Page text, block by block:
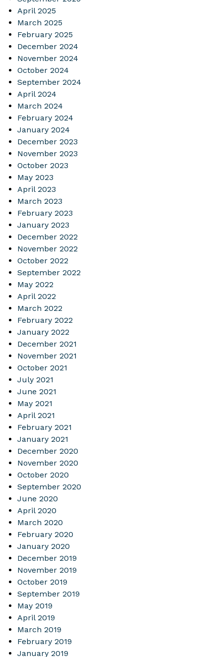
April 2025
March 2025
February 2025
December 2024
November 2024
October 2024
September 2024
April 2024
March 2024
February 2024
January 2024
December 2023
November 2023
October 2023
May 2023
April 2023
March 2023
February 2023
January 2023
December 2022
November 2022
October 2022
September 2022
May 2022
April 2022
March 2022
February 2022
January 2022
December 2021
November 2021
October 2021
July 2021
June 2021
May 2021
April 2021
February 2021
January 2021
December 2020
November 2020
October 2020
September 2020
June 2020
April 2020
March 2020
February 2020
January 2020
December 2019
November 2019
October 2019
September 2019
May 2019
April 2019
March 2019
February 2019
January 2019